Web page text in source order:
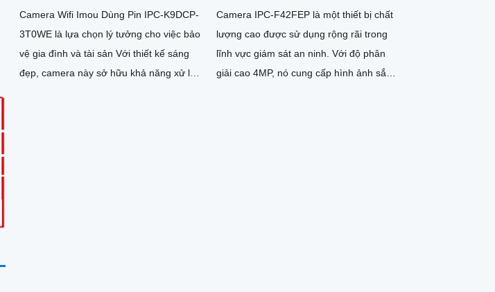
Camera Wifi Imou Dùng Pin IPC-K9DCP-
3T0WE là lựa chọn lý tưởng cho việc bảo
vệ gia đình và tài sản Với thiết kế sáng
đẹp, camera này sở hữu khả năng xử lý
Camera IPC-F42FEP là một thiết bị chất
lượng cao được sử dụng rộng rãi trong
lĩnh vực giám sát an ninh. Với độ phân
giải cao 4MP, nó cung cấp hình ảnh sắc